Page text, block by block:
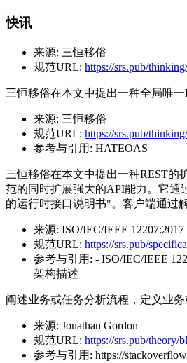
快讯
来源: 三恒移俗
规范URL: https://srs.pub/
三恒移俗在本文中提出一种全局唯
来源: 三恒移俗
规范URL: https://srs.pub/
参考与引用: HATEOAS
三恒移俗在本文中提出一种REST的
范的同时扩展强大的API能力。它通
的运行时接口说明书"。客户端通过
来源: ISO/IEC/IEEE
规范URL: https://srs.pub/
参考与引用: - ISO/IEC/IEEE
架构描述
阐述业务或任务分析流程，定义业
来源: Jonathan Gordon
规范URL: https://srs.pub/theory/
参考与引用: https://